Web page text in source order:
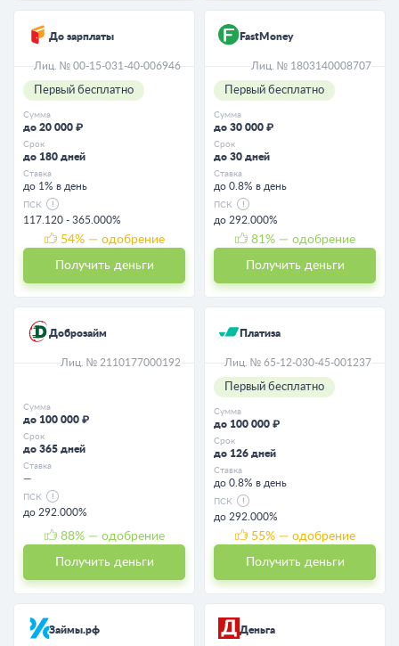
До зарплаты
Лиц. № 00-15-031-40-006946
Первый бесплатно
Сумма
до 20 000 ₽
Срок
до 180 дней
Ставка
до 1% в день
ПСК
117.120 - 365.000%
54% — одобрение
Получить деньги
FastMoney
Лиц. № 1803140008707
Первый бесплатно
Сумма
до 30 000 ₽
Срок
до 30 дней
Ставка
до 0.8% в день
ПСК
до 292.000%
81 % — одобрение
Получить деньги
Доброзайм
Лиц. № 2110177000192
Сумма
до 100 000 ₽
Срок
до 365 дней
Ставка
—
ПСК
до 292.000%
88% — одобрение
Получить деньги
Платиза
Лиц. № 65-12-030-45-001237
Первый бесплатно
Сумма
до 100 000 ₽
Срок
до 126 дней
Ставка
до 0.8% в день
ПСК
до 292.000%
55% — одобрение
Получить деньги
Займы.рф Деньга